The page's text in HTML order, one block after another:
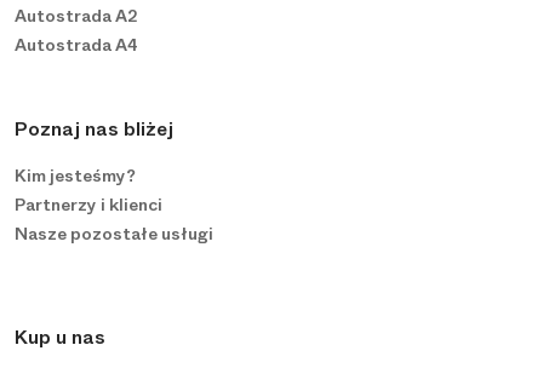
Autostrada A2
Autostrada A4
Poznaj nas bliżej
Kim jesteśmy?
Partnerzy i klienci
Nasze pozostałe usługi
Kup u nas